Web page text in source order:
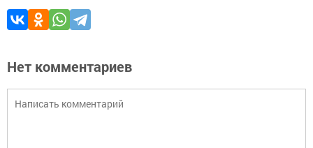
Нет комментариев